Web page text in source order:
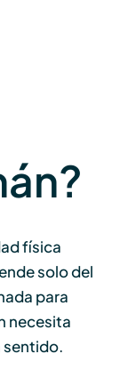
física
solo del
para
necesita
sentido.